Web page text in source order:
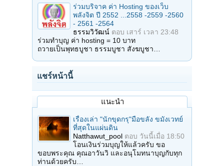
ร่วมบริจาค ค่า Hosting ของเว็บ
พลังจิต ปี 2552 ...2558 -2559 -2560
- 2561 -2564
ธรรมวิวัฒน์ ตอบ เสาร์ เวลา 23:48
ร่วมทำบุญ ค่า hosting = 10 บาท
ถวายเป็นพุทธบูชา ธรรมบูชา สังฆบูชา…
แชร์หน้านี้
แนะนำ
เรื่องเล่า "นักขุดกรุ"มือขลัง ขมังเวทย์
ที่สุดในแผ่นดิน
Natthawut_pool ตอบ วันนี้เมื่อ 18:50
โอนเงินร่วมบุญให้แล้วครับ ขอ
ขอบพระคุณ คุณอาวันวิ และอนุโมทนาบุญกับทุก
ท่านด้วยครับ…